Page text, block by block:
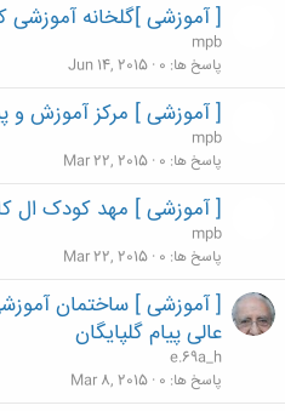
[ آموزشی ]گلخانه آموزشی
mpb
پاسخ ها 0
Jun 14, 2015
[ آموزشی ] مرکز آموزش و
mpb
پاسخ ها 0
Mar 22, 2015
[ آموزشی ] مهد کودک ال
mpb
پاسخ ها 0
Mar 22, 2015
[ آموزشی ] ساختمان
عالی پیام‌ گلپایگان
e.69a_h
پاسخ ها 0
Mar 8, 2015